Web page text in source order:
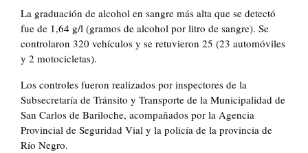
La graduación de alcohol en sangre más alta que se detectó
fue de 1,64 g/l (gramos de alcohol por litro de sangre). Se
controlaron 320 vehículos y se retuvieron 25 (23 automóviles
y 2 motocicletas).
Los controles fueron realizados por inspectores de la
Subsecretaría de Tránsito y Transporte de la Municipalidad de
San Carlos de Bariloche, acompañados por la Agencia
Provincial de Seguridad Vial y la policía de la provincia de
Río Negro.